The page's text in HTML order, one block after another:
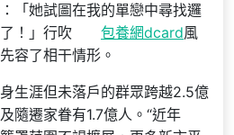
「她試圖在我的單戀中尋找邏
！」行吹
包養網dcard風
容了相干情形。
生涯但未落戶的群眾跨越2.5億
隨遷家眷有1.7億人。“近年